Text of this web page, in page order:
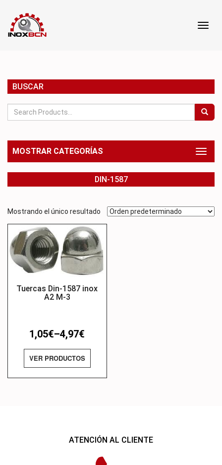
BUSCAR
MOSTRAR CATEGORÍAS
Toggle
DIN-1587
Mostrando el único resultado
Tuercas Din-1587 inox
A2 M-3
1,05€–4,97€
VER PRODUCTOS
ATENCIÓN AL CLIENTE